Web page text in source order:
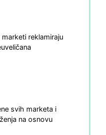
reklamiraju
svih marketa i
na osnovu